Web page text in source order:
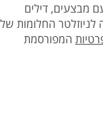
מבצעים, דילים
החלומות של
המפורסמת